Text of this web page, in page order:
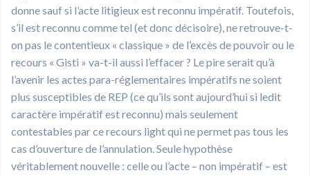
donne sauf si l’acte litigieux est reconnu impératif. Toutefois,
s’il est reconnu comme tel (et donc décisoire), ne retrouve-t-
on pas le contentieux « classique » de l’excès de pouvoir ou le
recours « Gisti » va-t-il aussi l’effacer ? Le pire serait qu’à
l’avenir les actes para-réglementaires impératifs ne soient
plus susceptibles de REP (ce qu’ils sont aujourd’hui si ledit
caractère impératif est reconnu) mais seulement
contestables par ce recours light qui ne permet pas tous les
cas d’ouverture de l’annulation. Seule hypothèse
véritablement nouvelle : celle ou l’acte – non impératif – est